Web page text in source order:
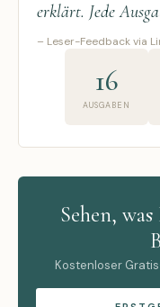
erklärt. Jede
– Leser-Feedback via
16
AUSGABEN
Sehen,
Kostenloser